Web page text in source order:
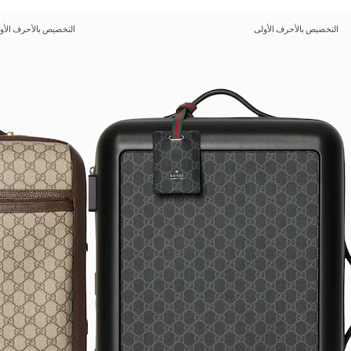
التخصيص بالأحرف الأولى التخصيص بالأحرف